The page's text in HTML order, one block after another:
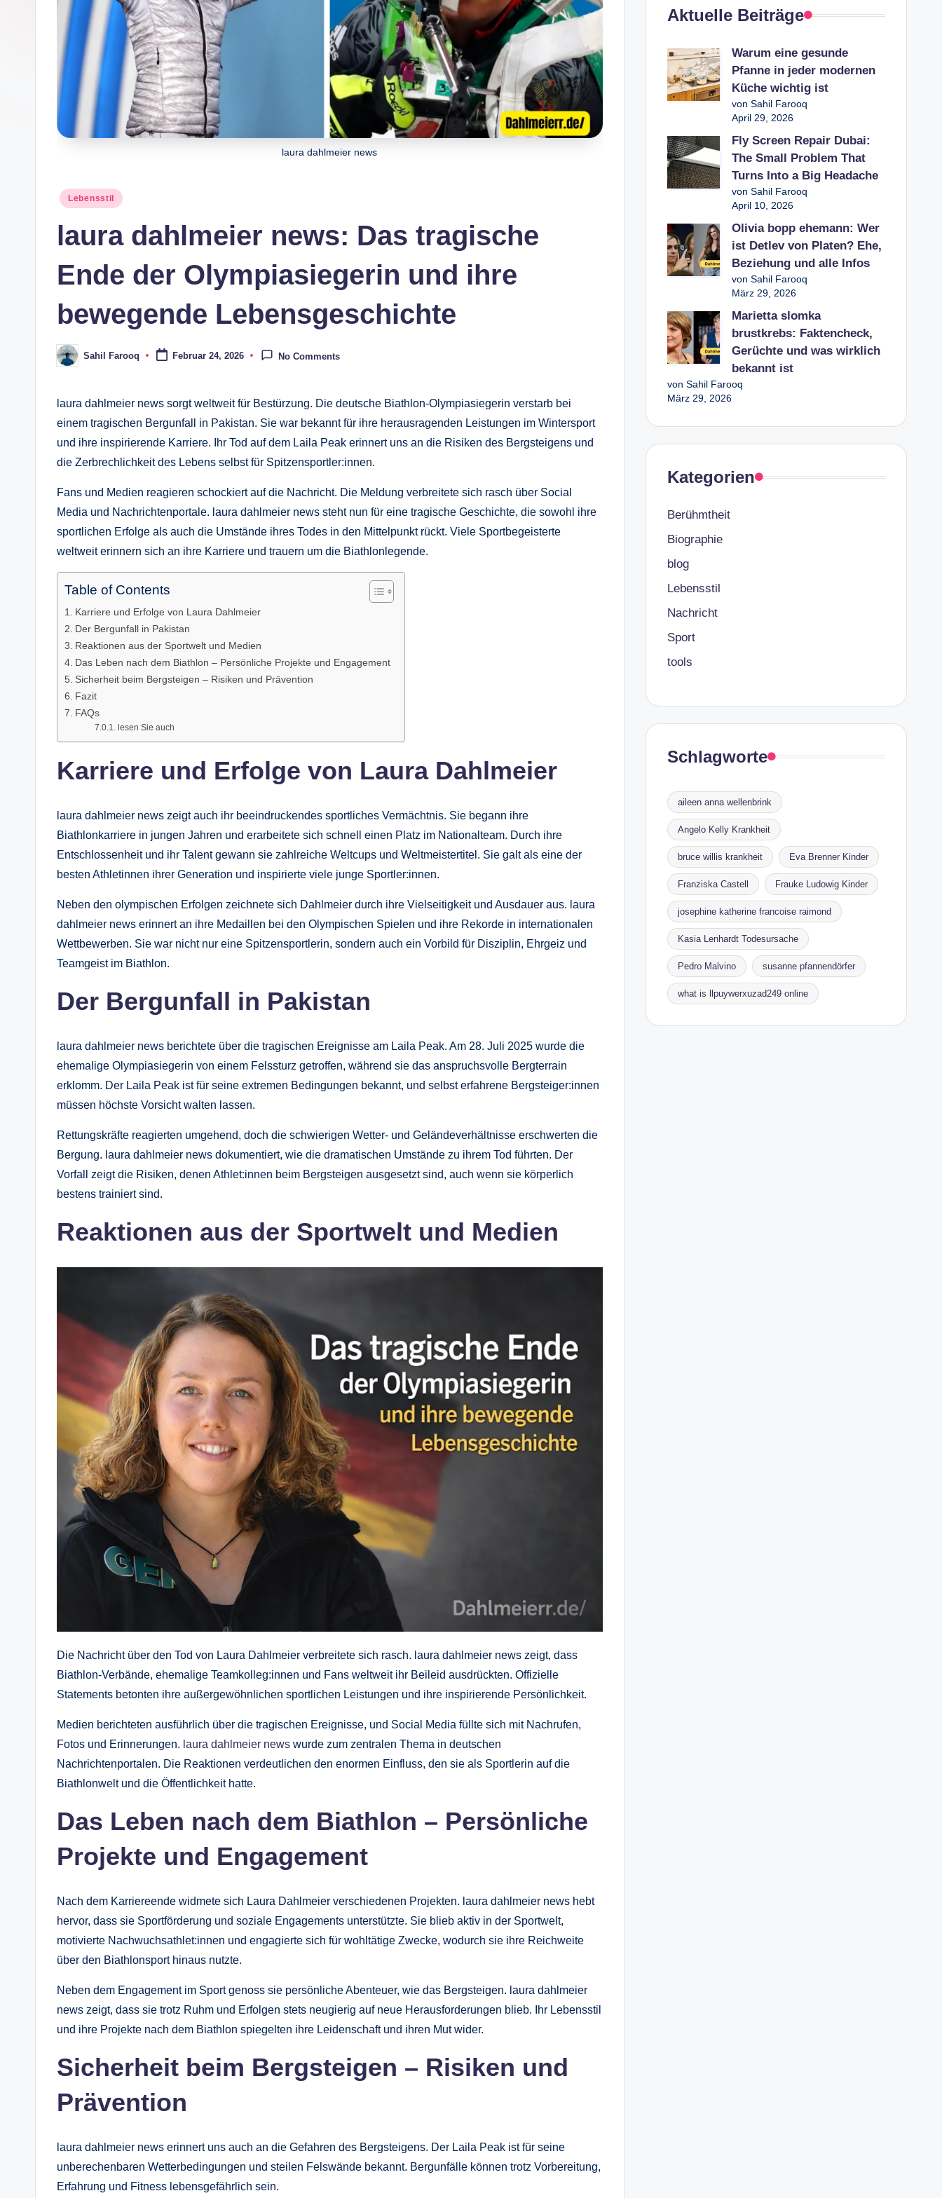
laura dahlmeier news
Posted
Lebensstil
laura dahlmeier news: Das tragische
Ende der Olympiasiegerin und ihre
bewegende Lebensgeschichte
Posted
by
Sahil Farooq Februar 24, 2026 No Comments
laura dahlmeier news sorgt weltweit für Bestürzung. Die deutsche Biathlon-Olympiasiegerin verstarb bei
einem tragischen Bergunfall in Pakistan. Sie war bekannt für ihre herausragenden Leistungen im Wintersport
und ihre inspirierende Karriere. Ihr Tod auf dem Laila Peak erinnert uns an die Risiken des Bergsteigens und
die Zerbrechlichkeit des Lebens selbst für Spitzensportler:innen.
Fans und Medien reagieren schockiert auf die Nachricht. Die Meldung verbreitete sich rasch über Social
Media und Nachrichtenportale. laura dahlmeier news steht nun für eine tragische Geschichte, die sowohl ihre
sportlichen Erfolge als auch die Umstände ihres Todes in den Mittelpunkt rückt. Viele Sportbegeisterte
weltweit erinnern sich an ihre Karriere und trauern um die Biathlonlegende.
Table of Contents
Karriere und Erfolge von Laura Dahlmeier
Der Bergunfall in Pakistan
Reaktionen aus der Sportwelt und Medien
Das Leben nach dem Biathlon – Persönliche Projekte und Engagement
Sicherheit beim Bergsteigen – Risiken und Prävention
Fazit
FAQs
lesen Sie auch
Karriere und Erfolge von Laura Dahlmeier
laura dahlmeier news zeigt auch ihr beeindruckendes sportliches Vermächtnis. Sie begann ihre
Biathlonkarriere in jungen Jahren und erarbeitete sich schnell einen Platz im Nationalteam. Durch ihre
Entschlossenheit und ihr Talent gewann sie zahlreiche Weltcups und Weltmeistertitel. Sie galt als eine der
besten Athletinnen ihrer Generation und inspirierte viele junge Sportler:innen.
Neben den olympischen Erfolgen zeichnete sich Dahlmeier durch ihre Vielseitigkeit und Ausdauer aus. laura
dahlmeier news erinnert an ihre Medaillen bei den Olympischen Spielen und ihre Rekorde in internationalen
Wettbewerben. Sie war nicht nur eine Spitzensportlerin, sondern auch ein Vorbild für Disziplin, Ehrgeiz und
Teamgeist im Biathlon.
Der Bergunfall in Pakistan
laura dahlmeier news berichtete über die tragischen Ereignisse am Laila Peak. Am 28. Juli 2025 wurde die
ehemalige Olympiasiegerin von einem Felssturz getroffen, während sie das anspruchsvolle Bergterrain
erklomm. Der Laila Peak ist für seine extremen Bedingungen bekannt, und selbst erfahrene Bergsteiger:innen
müssen höchste Vorsicht walten lassen.
Rettungskräfte reagierten umgehend, doch die schwierigen Wetter- und Geländeverhältnisse erschwerten die
Bergung. laura dahlmeier news dokumentiert, wie die dramatischen Umstände zu ihrem Tod führten. Der
Vorfall zeigt die Risiken, denen Athlet:innen beim Bergsteigen ausgesetzt sind, auch wenn sie körperlich
bestens trainiert sind.
Reaktionen aus der Sportwelt und Medien
Die Nachricht über den Tod von Laura Dahlmeier verbreitete sich rasch. laura dahlmeier news zeigt, dass
Biathlon-Verbände, ehemalige Teamkolleg:innen und Fans weltweit ihr Beileid ausdrückten. Offizielle
Statements betonten ihre außergewöhnlichen sportlichen Leistungen und ihre inspirierende Persönlichkeit.
Medien berichteten ausführlich über die tragischen Ereignisse, und Social Media füllte sich mit Nachrufen,
Fotos und Erinnerungen. laura dahlmeier news wurde zum zentralen Thema in deutschen
Nachrichtenportalen. Die Reaktionen verdeutlichen den enormen Einfluss, den sie als Sportlerin auf die
Biathlonwelt und die Öffentlichkeit hatte.
Das Leben nach dem Biathlon – Persönliche
Projekte und Engagement
Nach dem Karriereende widmete sich Laura Dahlmeier verschiedenen Projekten. laura dahlmeier news hebt
hervor, dass sie Sportförderung und soziale Engagements unterstützte. Sie blieb aktiv in der Sportwelt,
motivierte Nachwuchsathlet:innen und engagierte sich für wohltätige Zwecke, wodurch sie ihre Reichweite
über den Biathlonsport hinaus nutzte.
Neben dem Engagement im Sport genoss sie persönliche Abenteuer, wie das Bergsteigen. laura dahlmeier
news zeigt, dass sie trotz Ruhm und Erfolgen stets neugierig auf neue Herausforderungen blieb. Ihr Lebensstil
und ihre Projekte nach dem Biathlon spiegelten ihre Leidenschaft und ihren Mut wider.
Sicherheit beim Bergsteigen – Risiken und
Prävention
laura dahlmeier news erinnert uns auch an die Gefahren des Bergsteigens. Der Laila Peak ist für seine
unberechenbaren Wetterbedingungen und steilen Felswände bekannt. Bergunfälle können trotz Vorbereitung,
Erfahrung und Fitness lebensgefährlich sein.
Aktuelle Beiträge
Warum eine gesunde
Pfanne in jeder modernen
Küche wichtig ist
von Sahil Farooq
April 29, 2026
Fly Screen Repair Dubai:
The Small Problem That
Turns Into a Big Headache
von Sahil Farooq
April 10, 2026
Olivia bopp ehemann: Wer
ist Detlev von Platen? Ehe,
Beziehung und alle Infos
von Sahil Farooq
März 29, 2026
Marietta slomka
brustkrebs: Faktencheck,
Gerüchte und was wirklich
bekannt ist
von Sahil Farooq
März 29, 2026
Kategorien
Berühmtheit
Biographie
blog
Lebensstil
Nachricht
Sport
tools
Schlagworte
aileen anna wellenbrink
Angelo Kelly Krankheit
bruce willis krankheit Eva Brenner Kinder
Franziska Castell Frauke Ludowig Kinder
josephine katherine francoise raimond
Kasia Lenhardt Todesursache
Pedro Malvino susanne pfannendörfer
what is llpuywerxuzad249 online